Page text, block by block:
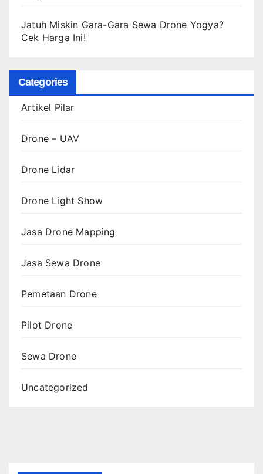
Jatuh Miskin Gara-Gara Sewa Drone Yogya?
Cek Harga Ini!
Categories
Artikel Pilar
Drone – UAV
Drone Lidar
Drone Light Show
Jasa Drone Mapping
Jasa Sewa Drone
Pemetaan Drone
Pilot Drone
Sewa Drone
Uncategorized